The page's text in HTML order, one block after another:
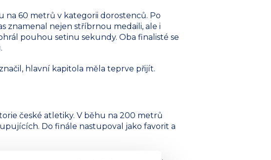
60 metrů v kategorii dorostenců. Po
znamenal nejen stříbrnou medaili, ale i
pouhou setinu sekundy. Oba finalisté se
hlavní kapitola měla teprve přijít.
české atletiky. V běhu na 200 metrů
Do finále nastupoval jako favorit a
ukázala 21.35 s – nový národní rekord.